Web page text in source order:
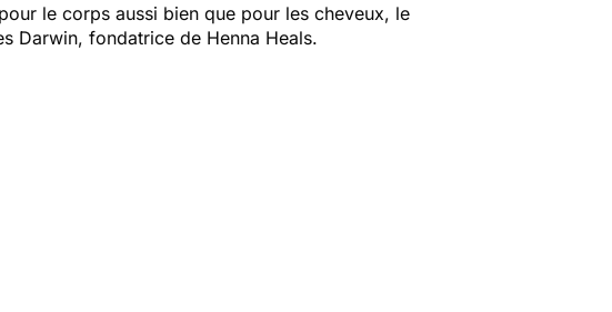
le corps aussi bien que pour les cheveux, le
Darwin, fondatrice de Henna Heals.